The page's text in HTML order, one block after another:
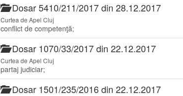
Dosar 5410/211/2017 din 28.12.2017
Curtea de Apel Cluj
conflict de competenţă;
Dosar 1070/33/2017 din 22.12.2017
Curtea de Apel Cluj
partaj judiciar;
Dosar 1501/235/2016 din 22.12.2017